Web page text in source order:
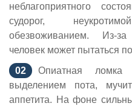
неблагоприятного
судорог,
обезвоживанием. Из-
человек может пытаться
Опиатная ломка
выделением пота,
аппетита. На фоне